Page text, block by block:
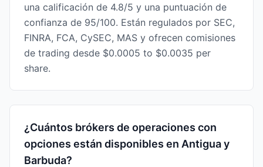
una calificación de 4.8/5 y una puntuación de
confianza de 95/100. Están regulados por SEC,
FINRA, FCA, CySEC, MAS y ofrecen comisiones
de trading desde $0.0005 to $0.0035 per
share.
¿Cuántos brókers de operaciones con
opciones están disponibles en Antigua y
Barbuda?